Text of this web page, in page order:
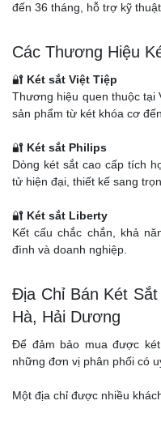
đến 36 tháng, hỗ trợ kỹ
Các Thương Hiệu
🔐 Két sắt Việt Tiệp
Thương hiệu quen thuộc tại
sản phẩm từ két khóa cơ
🔐 Két sắt Philips
Dòng két sắt cao cấp tích
tử hiện đại, thiết kế sang
🔐 Két sắt Liberty
Kết cấu chắc chắn, khả
đình và doanh nghiệp.
Địa Chỉ Bán Két
Hà, Hải Dương
Để đảm bảo mua được
những đơn vị phân phối có
Một địa chỉ được nhiều